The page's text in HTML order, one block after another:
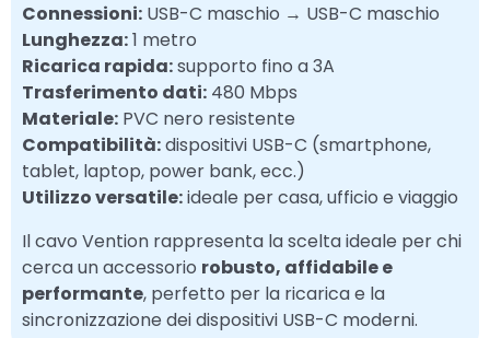
Connessioni: USB-C maschio → USB-C maschio
Lunghezza:1 metro
Ricarica rapida:supporto fino a 3A
Trasferimento dati: 480 Mbps
Materiale: PVC nero resistente
Compatibilità:dispositivi USB-C (smartphone,
tablet, laptop, power bank, ecc.)
Utilizzo versatile:ideale per casa, ufficio e viaggio
Il cavo Vention rappresenta la scelta ideale per chi
cerca un accessorio robusto, affidabile e
performante, perfetto per la ricarica e la
sincronizzazione dei dispositivi USB-C moderni.